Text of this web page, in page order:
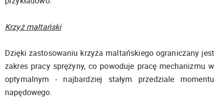
Krzyż maltański
Dzięki zastosowaniu krzyża maltańskiego ograniczany jest
zakres pracy sprężyny, co powoduje pracę mechanizmu w
optymalnym - najbardziej stałym przedziale momentu
napędowego.